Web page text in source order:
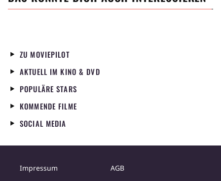
ZU MOVIEPILOT
AKTUELL IM KINO & DVD
POPULÄRE STARS
KOMMENDE FILME
SOCIAL MEDIA
Impressum AGB